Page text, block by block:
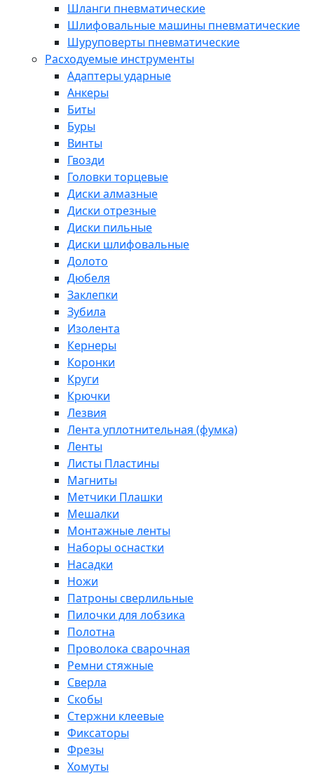
Шланги пневматические
Шлифовальные машины пневматические
Шуруповерты пневматические
Расходуемые инструменты
Адаптеры ударные
Анкеры
Биты
Буры
Винты
Гвозди
Головки торцевые
Диски алмазные
Диски отрезные
Диски пильные
Диски шлифовальные
Долото
Дюбеля
Заклепки
Зубила
Изолента
Кернеры
Коронки
Круги
Крючки
Лезвия
Лента уплотнительная (фумка)
Ленты
Листы Пластины
Магниты
Метчики Плашки
Мешалки
Монтажные ленты
Наборы оснастки
Насадки
Ножи
Патроны сверлильные
Пилочки для лобзика
Полотна
Проволока сварочная
Ремни стяжные
Сверла
Скобы
Стержни клеевые
Фиксаторы
Фрезы
Хомуты